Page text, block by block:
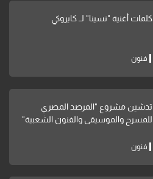
كلمات أغنية "نسينا" لــ كايروكي
فنون
تدشين مشروع "المرصد المصري
للمسرح والموسيقى والفنون الشعبية"
فنون